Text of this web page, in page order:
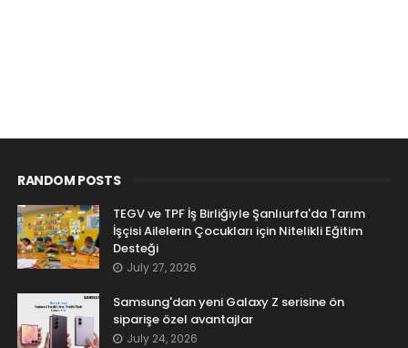
RANDOM POSTS
TEGV ve TPF İş Birliğiyle Şanlıurfa'da Tarım
İşçisi Ailelerin Çocukları için Nitelikli Eğitim
Desteği
July 27, 2026
Samsung'dan yeni Galaxy Z serisine ön
siparişe özel avantajlar
July 24, 2026